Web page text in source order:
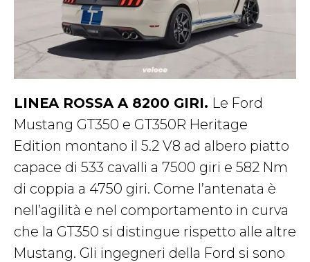
LINEA ROSSA A 8200 GIRI. Le Ford
Mustang GT350 e GT350R Heritage
Edition montano il 5.2 V8 ad albero piatto
capace di 533 cavalli a 7500 giri e 582 Nm
di coppia a 4750 giri. Come l’antenata è
nell’agilità e nel comportamento in curva
che la GT350 si distingue rispetto alle altre
Mustang. Gli ingegneri della Ford si sono